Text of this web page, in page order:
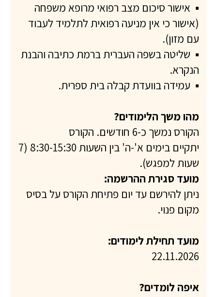
▪ אישור סיכום מצב רפואי מרופא משפחה
(אישור כי אין מניעה רפואית לתלמיד לעבוד
עם מזון).
▪ שליטה בשפה העברית ברמת כתיבה והבנת
הנקרא.
▪ עמידה בוועדת קבלה בית ספרית.
מהו משך הלימודים?
הקורס נמשך כ-6 חודשים. הקורס
יתקיים בימים א'-ה' בין השעות 8:30-15:30 (7
שעות למפגש).
מועד סגירת ההרשמה:
ניתן להירשם עד יום פתיחת הקורס על בסיס
מקום פנוי.
מועד תחילת לימודים:
22.11.2026
איפה לומדים?